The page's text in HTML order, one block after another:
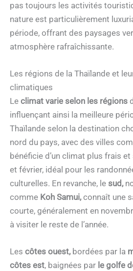
pas toujours les activités
nature est particulièrement
période, offrant des paysages
atmosphère rafraîchissante.
Les régions de la Thaïlande et
climatiques
Le climat varie selon les régions
influençant ainsi la meilleure
Thaïlande selon la destination
nord du pays, avec des villes
bénéficie d’un climat plus frais
et février, idéal pour les
culturelles. En revanche, le sud,
comme Koh Samui,connaît une
courte, généralement en
à visiter le reste de l’année.
Les côtes ouest,bordées par la
côtes est, baignées par le golfe